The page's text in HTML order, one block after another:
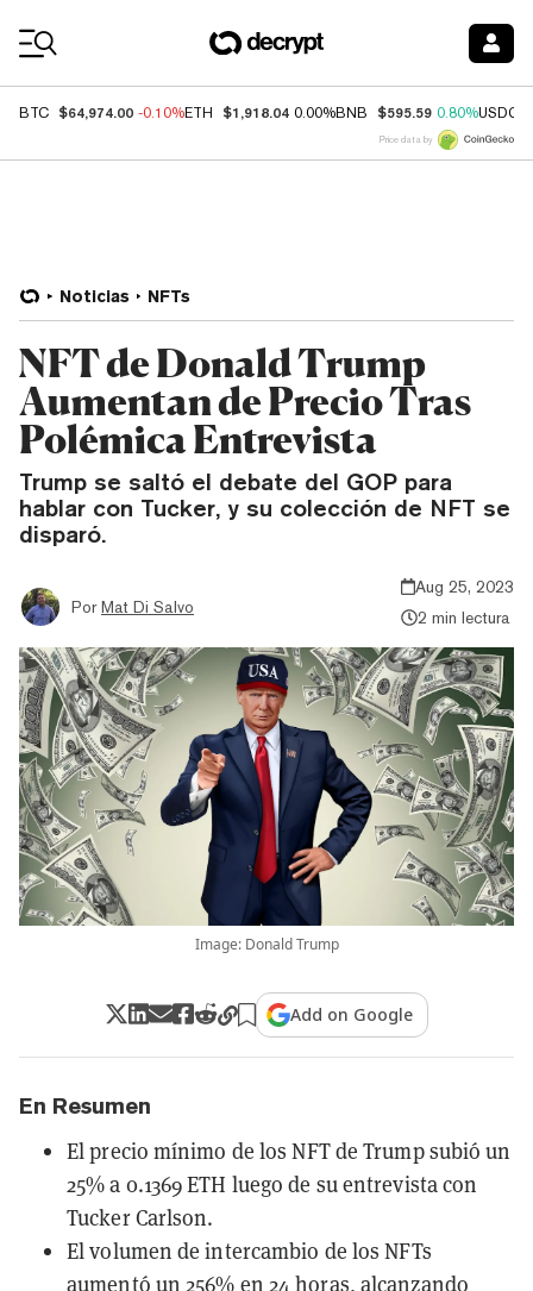
BTC $64,974.00 -0.10%ETH $1,918.04 0.00%BNB $595.59 0.80%USDC
Price data by
Noticias NFTs
NFT de Donald Trump
Aumentan de Precio Tras
Polémica Entrevista
Trump se saltó el debate del GOP para
hablar con Tucker, y su colección de NFT se
disparó.
Por Mat Di Salvo
Aug 25, 2023
2 min lectura
Image: Donald Trump
Add on Google
En Resumen
El precio mínimo de los NFT de Trump subió un
25% a 0.1369 ETH luego de su entrevista con
Tucker Carlson.
El volumen de intercambio de los NFTs
aumentó un 256% en 24 horas, alcanzando